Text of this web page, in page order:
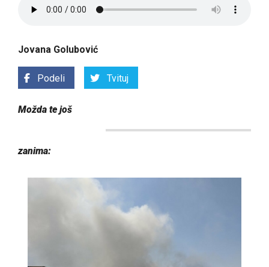
Jovana Golubović
Podeli Tvituj
Možda te još
zanima: